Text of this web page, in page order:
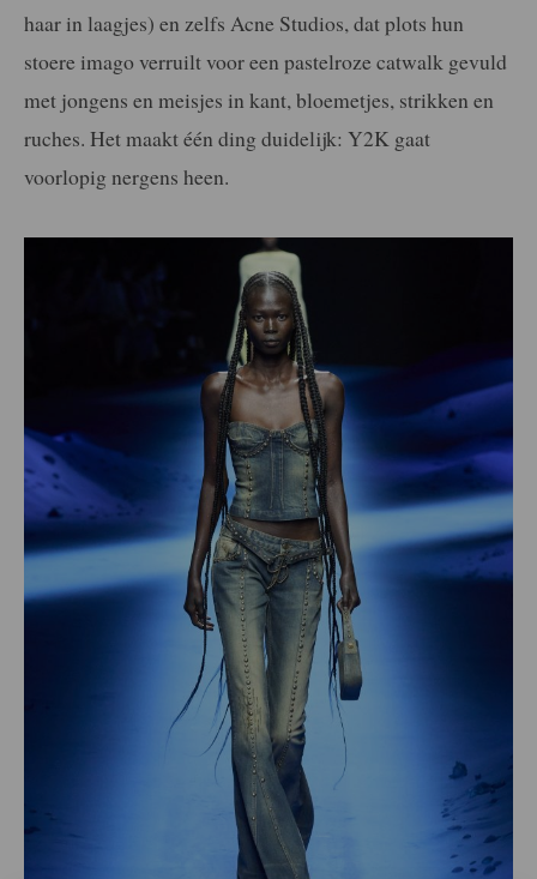
haar in laagjes) en zelfs Acne Studios, dat plots hun
stoere imago verruilt voor een pastelroze catwalk gevuld
met jongens en meisjes in kant, bloemetjes, strikken en
ruches. Het maakt één ding duidelijk: Y2K gaat
voorlopig nergens heen.